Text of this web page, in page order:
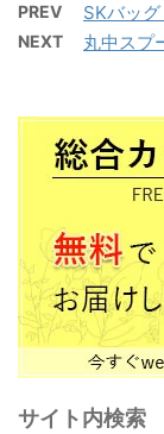
PREV SKバッ
NEXT 丸中スプ
サイト内検索